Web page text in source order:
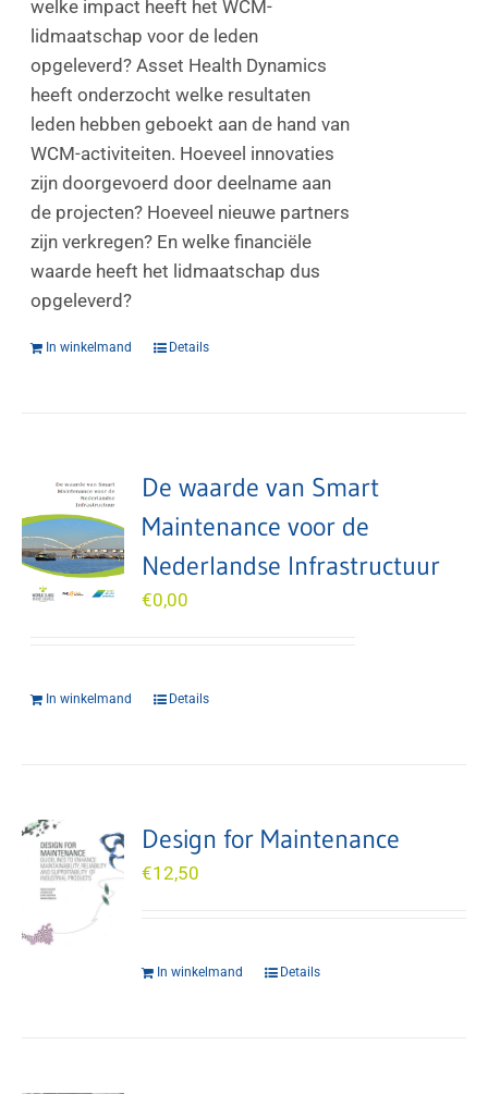
welke impact heeft het WCM-
lidmaatschap voor de leden
opgeleverd? Asset Health Dynamics
heeft onderzocht welke resultaten
leden hebben geboekt aan de hand van
WCM-activiteiten. Hoeveel innovaties
zijn doorgevoerd door deelname aan
de projecten? Hoeveel nieuwe partners
zijn verkregen? En welke financiële
waarde heeft het lidmaatschap dus
opgeleverd?
In winkelmand Details
De waarde van Smart
Maintenance voor de
Nederlandse Infrastructuur
€0,00
In winkelmand Details
Design for Maintenance
€12,50
In winkelmand Details